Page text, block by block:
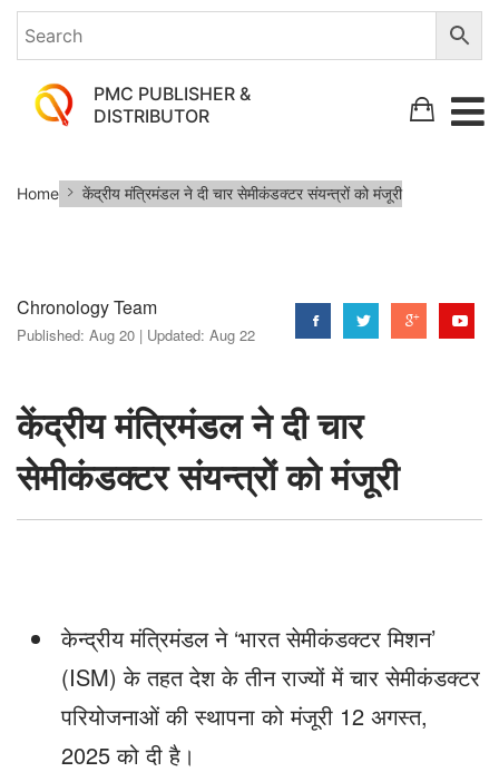
PMC PUBLISHER &
DISTRIBUTOR
केंद्रीय
मंत्रिमंडल
चार
सेमीकंडक्टर
को
मंजूरी
Home केंद्रीय मंत्रिमंडल ने दी चार सेमीकंडक्टर संयन्त्रों को मंजूरी
Chronology Team
Published: Aug 20 | Updated: Aug 22
केंद्रीय मंत्रिमंडल ने दी चार
सेमीकंडक्टर संयन्त्रों को मंजूरी
केन्द्रीय मंत्रिमंडल ने ‘भारत सेमीकंडक्टर मिशन’
(ISM) के तहत देश के तीन राज्यों में चार सेमीकंडक्टर
परियोजनाओं की स्थापना को मंजूरी 12 अगस्त,
2025 को दी है।